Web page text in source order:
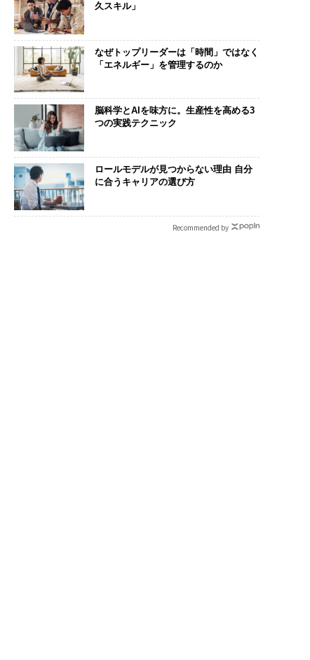
久スキル」
なぜトップリーダーは「時間」ではなく
「エネルギー」を管理するのか
脳科学とAIを味方に。生産性を高める3
つの実践テクニック
ロールモデルが見つからない理由 自分
に合うキャリアの選び方
Recommended by